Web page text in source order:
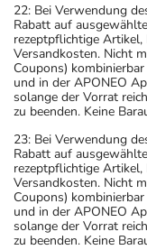
22: Bei Verwendung
Rabatt auf
rezeptpflichtige
Versandkosten. Nicht
Coupons)
und in der APONEO
solange der Vorrat
zu beenden. Keine
23: Bei Verwendung
Rabatt auf
rezeptpflichtige
Versandkosten. Nicht
Coupons)
und in der APONEO
solange der Vorrat
zu beenden. Keine